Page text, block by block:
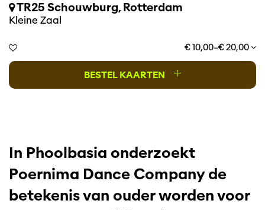
TR25 Schouwburg, Rotterdam
Kleine Zaal
€ 10,00–€ 20,00
BESTEL KAARTEN +
In Phoolbasia onderzoekt
Poernima Dance Company de
betekenis van ouder worden voor